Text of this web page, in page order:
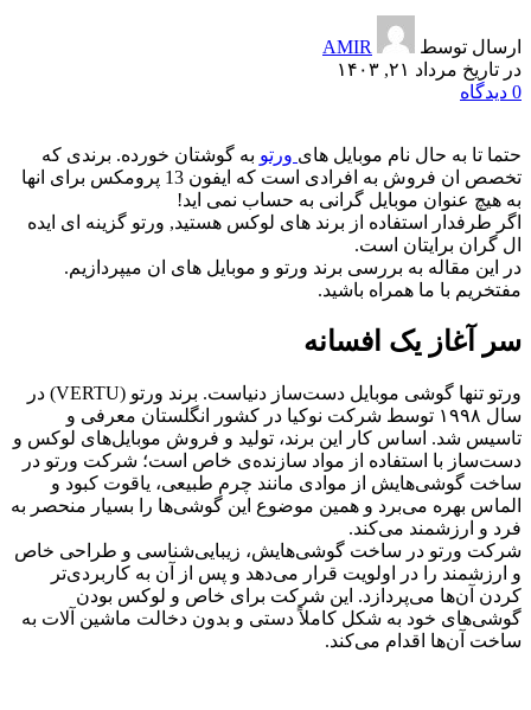
ارسال توسط
AMIR
در تاریخ مرداد ۲۱, ۱۴۰۳
0 دیدگاه
حتما تا به حال نام موبایل های ورتو به گوشتان خورده. برندی که
تخصص ان فروش به افرادی است که ایفون 13 پرومکس برای انها
به هیچ عنوان موبایل گرانی به حساب نمی اید!
اگر طرفدار استفاده از برند های لوکس هستید, ورتو گزینه ای ایده
ال گران برایتان است.
در این مقاله به بررسی برند ورتو و موبایل های ان میپردازیم.
مفتخریم با ما همراه باشید.
سر آغاز یک افسانه
ورتو تنها گوشی موبایل دست‌ساز دنیاست. برند ورتو (VERTU) در
سال ۱۹۹۸ توسط شرکت نوکیا در کشور انگلستان معرفی و
تاسیس شد. اساس کار این برند، تولید و فروش موبایل‌های لوکس و
دست‌ساز با استفاده از مواد سازنده‌ی خاص است؛ شرکت ورتو در
ساخت گوشی‌هایش از موادی مانند چرم طبیعی، یاقوت کبود و
الماس بهره می‌برد و همین موضوع این گوشی‌ها را بسیار منحصر به
فرد و ارزشمند می‌کند.
شرکت ورتو در ساخت گوشی‌هایش، زیبایی‌شناسی و طراحی خاص
و ارزشمند را در اولویت قرار می‌دهد و پس از آن به کاربردی‌تر
کردن آن‌ها می‌پردازد. این شرکت برای خاص و لوکس بودن
گوشی‌های خود به شکل کاملاً دستی و بدون دخالت ماشین آلات به
ساخت آن‌ها اقدام می‌کند.